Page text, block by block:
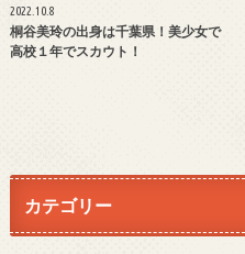
2022.10.8
桐谷美玲の出身は千葉県！美少女で
高校１年でスカウト！
カテゴリー